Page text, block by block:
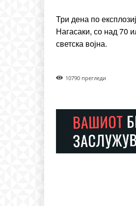
Три дена по
Нагасаки, со над 70
светска војна.
10790 прегледи